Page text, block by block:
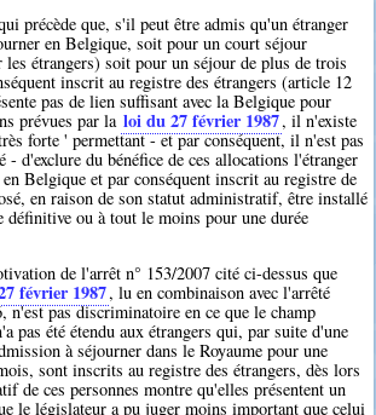
précède que, s'il peut être admis qu'un étranger
en Belgique, soit pour un court séjour
étrangers) soit pour un séjour de plus de trois
inscrit au registre des étrangers (article 12
pas de lien suffisant avec la Belgique pour
prévues par la loi du 27 février 1987, il n'existe
forte ' permettant - et par conséquent, il n'est pas
- d'exclure du bénéfice de ces allocations l'étranger
Belgique et par conséquent inscrit au registre de
en raison de son statut administratif, être installé
définitive ou à tout le moins pour une durée
de l'arrêt n° 153/2007 cité ci-dessus que
février 1987, lu en combinaison avec l'arrêté
pas discriminatoire en ce que le champ
pas été étendu aux étrangers qui, par suite d'une
à séjourner dans le Royaume pour une
sont inscrits au registre des étrangers, dès lors
de ces personnes montre qu'elles présentent un
le législateur a pu juger moins important que celui